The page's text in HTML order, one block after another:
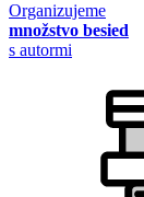
Organizujeme
množstvo besied
s autormi